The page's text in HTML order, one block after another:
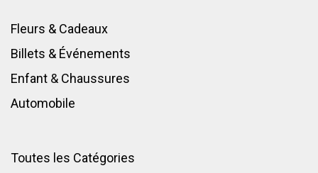
Fleurs & Cadeaux
Billets & Événements
Enfant & Chaussures
Automobile
Toutes les Catégories